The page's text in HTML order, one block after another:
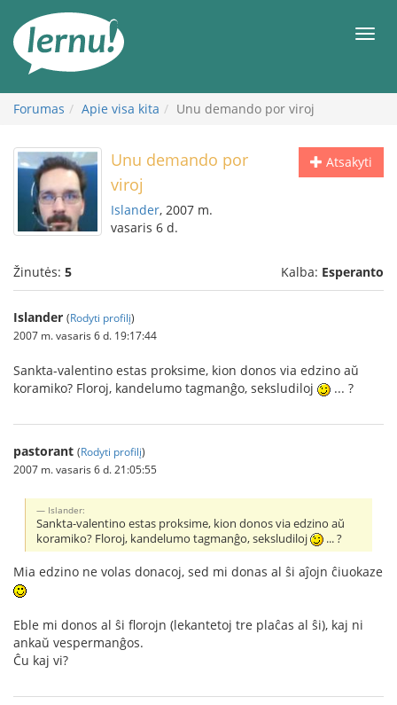
turinį
Forumas Apie visa kita Unu demando por viroj
Atsakyti
Unu demando por
viroj
Islander, 2007 m.
vasaris 6 d.
Žinutės: 5 Kalba: Esperanto
Islander (Rodyti profilį)
2007 m. vasaris 6 d. 19:17:44
Sankta-valentino estas proksime, kion donos via edzino aŭ
koramiko? Floroj, kandelumo tagmanĝo, seksludiloj
... ?
pastorant (Rodyti profilį)
2007 m. vasaris 6 d. 21:05:55
Islander:
Sankta-valentino estas proksime, kion donos via edzino aŭ
koramiko? Floroj, kandelumo tagmanĝo, seksludiloj
... ?
Mia edzino ne volas donacoj, sed mi donas al ŝi aĵojn ĉiuokaze
Eble mi donos al ŝi florojn (lekantetoj tre plaĉas al ŝi), kaj ni
ankaŭ vespermanĝos.
Ĉu kaj vi?